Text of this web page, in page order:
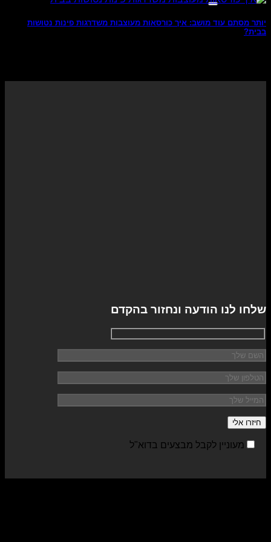
יותר מסתם עוד מושב: איך כורסאות מעוצבות משדרגות פינות נטושות
בבית?
שלחו לנו הודעה ונחזור בהקדם
מעוניין לקבל מבצעים בדוא"ל